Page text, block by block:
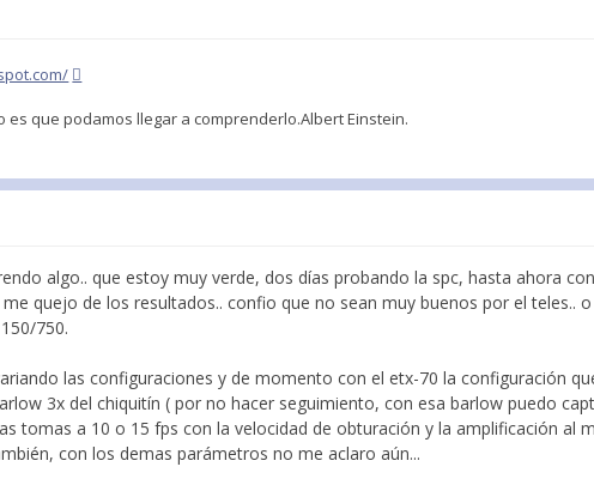
es que podamos llegar a comprenderlo.Albert Einstein.
algo.. que estoy muy verde, dos días probando la spc, hasta ahora
quejo de los resultados.. confio que no sean muy buenos por el teles..
750.
las configuraciones y de momento con el etx-70 la configuración
3x del chiquitín ( por no hacer seguimiento, con esa barlow puedo
tomas a 10 o 15 fps con la velocidad de obturación y la amplificación al
con los demas parámetros no me aclaro aún...